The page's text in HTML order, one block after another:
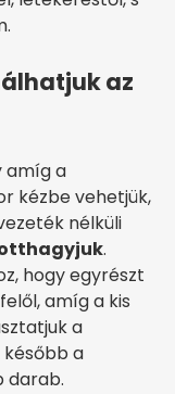
az
amíg a
kézbe vehetjük,
nélküli
.
hogy egyrészt
amíg a kis
a
a
darab.